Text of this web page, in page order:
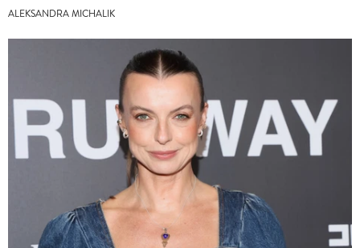
ALEKSANDRA MICHALIK